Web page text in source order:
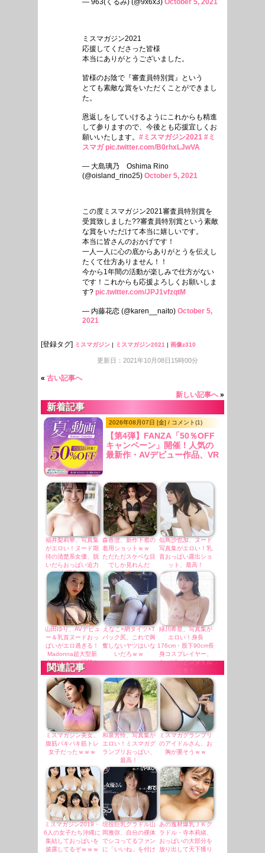
— 963(くるみ) (@9x6x3) October 5, 2021
ミスマガジン2021
応援してくださった皆様
本当にありがとうございました。
皆様のお陰で『審査員特別賞』という
とても素敵な賞をいただくことができまし
た。
恩返しをしていけるようにこれからも精進
して参りますので、今後とも応援宜しくお
願いいたします。 #ミスマガジン2021 #ミ
スマガ pic.twitter.com/B0rhxLJwVA
— 大島璃乃 Oshima Rino
(@oisland_rino25) October 5, 2021
この度ミスマガジン2021審査員特別賞を
受賞致しました??審査員特別賞という素敵
な賞をいただけて本当に嬉しいです。
本当に皆さんのおかげです！
一人一人に心の底からありがとうを伝えし
たくて仕方ありません！！
今から1年間の活動が楽しみで仕方がない
です！これからも応援よろしくお願いしま
す? pic.twitter.com/JPJ1vfzqtM
— 内藤花恋 (@karen__naito) October 5,
2021
[登録タグ] ミスマガジン | ミスマガジン2021 | 画像z310
更新日：2021年10月08日15時00分
« 古い記事へ
新しい記事へ»
新着記事
2026年08月07日 [金] / コメント(1)
【第4弾】FANZA「50％OFF
キャンペーン」開催！人気の
最新作・AVデビュー作品、VR
福井梨莉華、写真集
がエロい！ヌード期
待の清楚系女優、脱
いだらおっぱい迫力
が圧巻！
森香澄、新作下着の
着用ショットｗｗ
ただただスケベな目
でしか見れんだ
ろ！！
似鳥沙也加、ヌード
写真集がエロい！乳
首おっぱい露出ショ
ット、最高！
山田ゆり、AVデビュ
ー＆乳首ヌードおっ
ぱいがエロ過ぎる！
Madonna超大型新
人、セックス解禁！
（エロ動画）
えなこ×網タイツ×T
バック尻、これで興
奮しないヤツはいな
いだろｗｗ
緑川希星、写真集が
エロい！身長
176cm・股下90cm長
身コスプレイヤー、
おっぱいとスタイル
関連記事
ミスマガジン美女、
腹筋バキバキ筋トレ
女子だったｗｗｗ
和泉芳怜、写真集が
エロい！ミスマガグ
ランプリおっぱい、
最高！
ミスマガグランプリ
のアイドルさん、お
胸が重そうｗｗ
ミスマガジン2019・
6人の女子たち沖縄に
集結しておっぱいを
披露してるぞｗｗｗ
現役巨乳グラドル山
岡雅弥、自分の裸体
でシコってるファン
に「いいね」を付け
あの逸材爆乳ＪＫグ
ラドル・寺本莉緒、
おっぱいの大部分を
放り出して天下獲り